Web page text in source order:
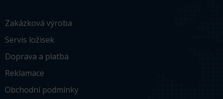
Zakázková výroba
Servis ložisek
Doprava a platba
Reklamace
Obchodní podmínky